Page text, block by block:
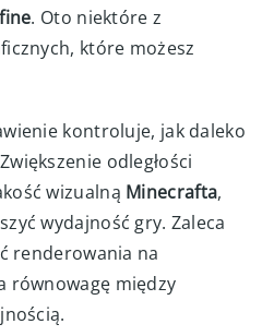
. Oto niektóre z
które możesz
kontroluje, jak daleko
odległości
wizualną Minecrafta,
wydajność gry. Zaleca
renderowania na
równowagę między